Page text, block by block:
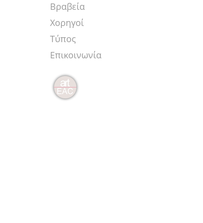
Βραβεία
Χορηγοί
Τύπος
Επικοινωνία